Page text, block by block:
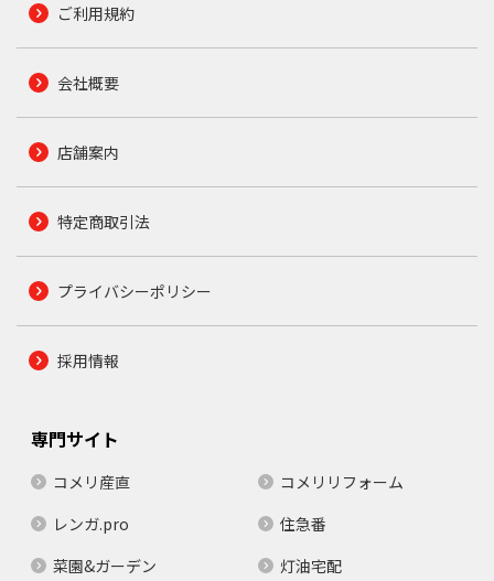
ご利用規約
会社概要
店舗案内
特定商取引法
プライバシーポリシー
採用情報
専門サイト
コメリ産直
コメリリフォーム
レンガ.pro
住急番
菜園&ガーデン
灯油宅配